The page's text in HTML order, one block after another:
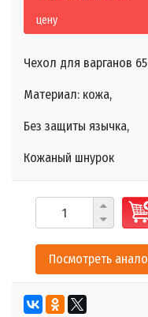
цену
Чехол для варганов
Материал: кожа,
Без защиты язычка,
Кожаный шнурок
Посмотреть